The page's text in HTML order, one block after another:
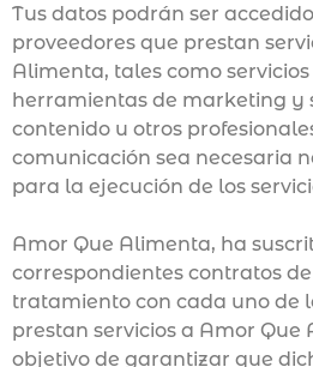
Tus datos podrán ser
proveedores que prestan
Alimenta, tales como
herramientas de marketing y
contenido u otros
comunicación sea necesaria
para la ejecución de los
Amor Que Alimenta, ha
correspondientes contratos
tratamiento con cada uno de
prestan servicios a Amor Que
objetivo de garantizar que